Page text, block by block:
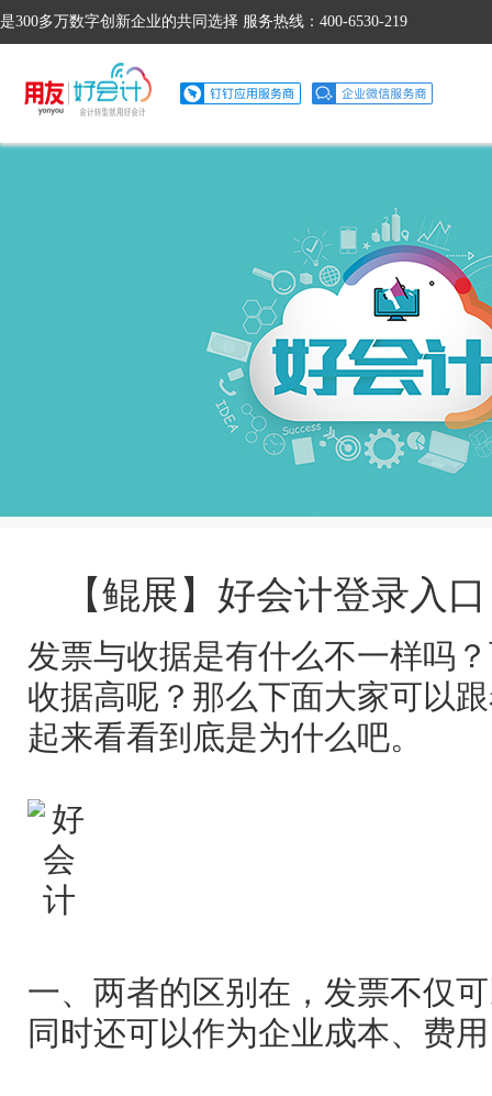
是300多万数字创新企业的共同选择 服务热线：400-6530-219
【鲲展】好会计登录入
发票与收据是有什么不一样吗
收据高呢？那么下面大家可以
起来看看到底是为什么吧。
一、两者的区别在，发票不仅
同时还可以作为企业成本、费